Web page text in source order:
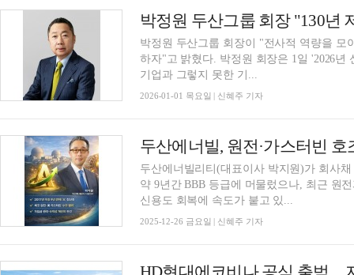
박정원 두산그룹 회장이 "전사적 역량을 모
하자"고 밝혔다. 박정원 회장은 1일 '2026
기업과 그렇지 못한 기...
2026-01-01 목요일 | 신혜주 기자
두산에너빌, 원전·가스터빈
두산에너빌리티(대표이사 박지원)가 회사
약 9년간 BBB 등급에 머물렀으나, 최근 원
신용도 회복에 속도가 붙고 있...
2025-12-26 금요일 | 신혜주 기자